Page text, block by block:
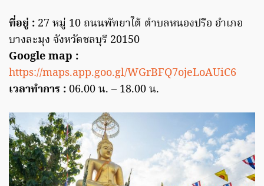
ที่อยู่ : 27 หมู่ 10 ถนนพัทยาใต้ ตำบลหนองปรือ อำเภอ
บางละมุง จังหวัดชลบุรี 20150
Google map :
https://maps.app.goo.gl/WGrBFQ7ojeLoAUiC6
เวลาทำการ :06.00 น. – 18.00 น.